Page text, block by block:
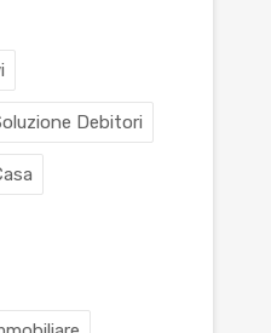
Debitori